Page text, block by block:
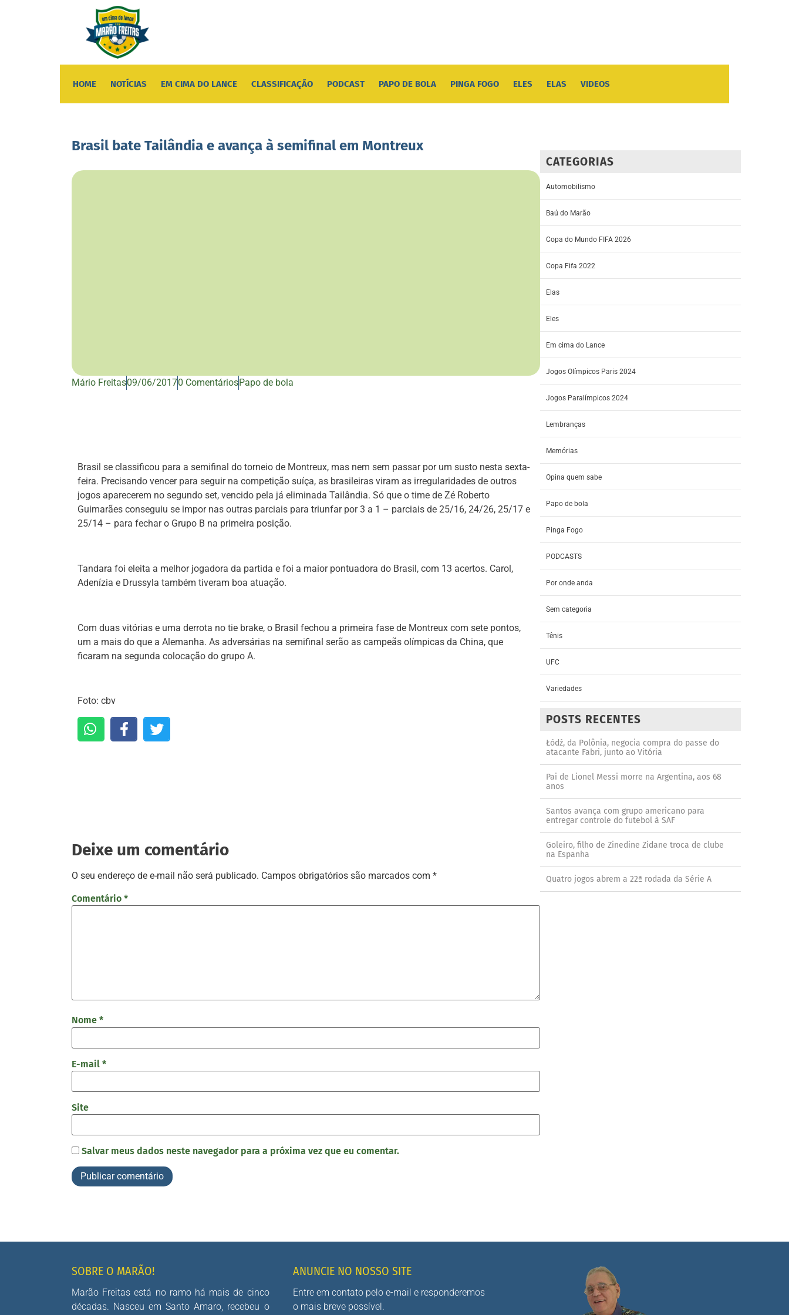
HOME NOTÍCIAS EM CIMA DO LANCE CLASSIFICAÇÃO PODCAST PAPO DE BOLA PINGA FOGO ELES ELAS VIDEOS
Brasil bate Tailândia e avança à semifinal em Montreux
Mário Freitas09/06/20170 ComentáriosPapo de bola
Brasil se classificou para a semifinal do torneio de Montreux, mas nem sem passar por um susto nesta sexta-
feira. Precisando vencer para seguir na competição suíça, as brasileiras viram as irregularidades de outros
jogos aparecerem no segundo set, vencido pela já eliminada Tailândia. Só que o time de Zé Roberto
Guimarães conseguiu se impor nas outras parciais para triunfar por 3 a 1 – parciais de 25/16, 24/26, 25/17 e
25/14 – para fechar o Grupo B na primeira posição.
Tandara foi eleita a melhor jogadora da partida e foi a maior pontuadora do Brasil, com 13 acertos. Carol,
Adenízia e Drussyla também tiveram boa atuação.
Com duas vitórias e uma derrota no tie brake, o Brasil fechou a primeira fase de Montreux com sete pontos,
um a mais do que a Alemanha. As adversárias na semifinal serão as campeãs olímpicas da China, que
ficaram na segunda colocação do grupo A.
Foto: cbv
Deixe um comentário
O seu endereço de e-mail não será publicado. Campos obrigatórios são marcados com *
Comentário *
Nome *
E-mail *
Site
Salvar meus dados neste navegador para a próxima vez que eu comentar.
CATEGORIAS
Automobilismo
Baú do Marão
Copa do Mundo FIFA 2026
Copa Fifa 2022
Elas
Eles
Em cima do Lance
Jogos Olímpicos Paris 2024
Jogos Paralímpicos 2024
Lembranças
Memórias
Opina quem sabe
Papo de bola
Pinga Fogo
PODCASTS
Por onde anda
Sem categoria
Tênis
UFC
Variedades
POSTS RECENTES
Łódź, da Polônia, negocia compra do passe do
atacante Fabri, junto ao Vitória
Pai de Lionel Messi morre na Argentina, aos 68
anos
Santos avança com grupo americano para
entregar controle do futebol à SAF
Goleiro, filho de Zinedine Zidane troca de clube
na Espanha
Quatro jogos abrem a 22ª rodada da Série A
SOBRE O MARÃO!
Marão Freitas está no ramo há mais de cinco
décadas. Nasceu em Santo Amaro, recebeu o
ANUNCIE NO NOSSO SITE
Entre em contato pelo e-mail e responderemos
o mais breve possível.